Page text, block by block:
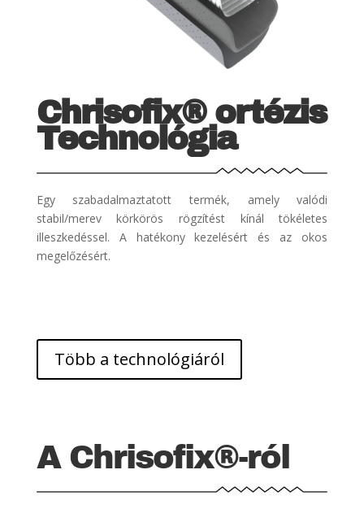
Chrisofix® ortézis
Technológia
Egy szabadalmaztatott termék, amely valódi
stabil/merev körkörös rögzítést kínál tökéletes
illeszkedéssel. A hatékony kezelésért és az okos
megelőzésért.
Több a technológiáról
A Chrisofix®-ról